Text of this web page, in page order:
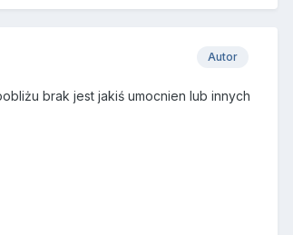
Autor
brak jest jakiś umocnien lub innych